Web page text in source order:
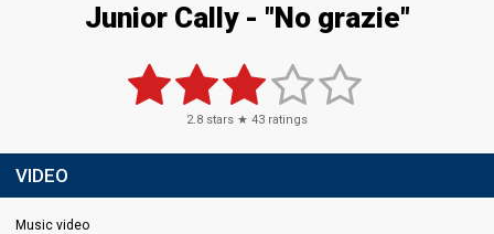
Junior Cally - "No grazie"
2.8 stars ★ 43 ratings
VIDEO
Music video